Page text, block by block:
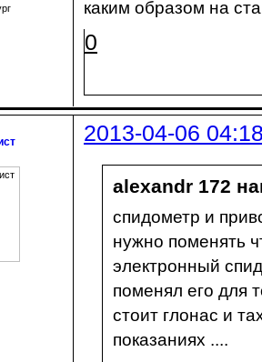
каким образом на
0
2013-04-06
alexandr 172
спидометр и
нужно поменять
электронный
поменял его для
стоит глонас и
показаниях ....